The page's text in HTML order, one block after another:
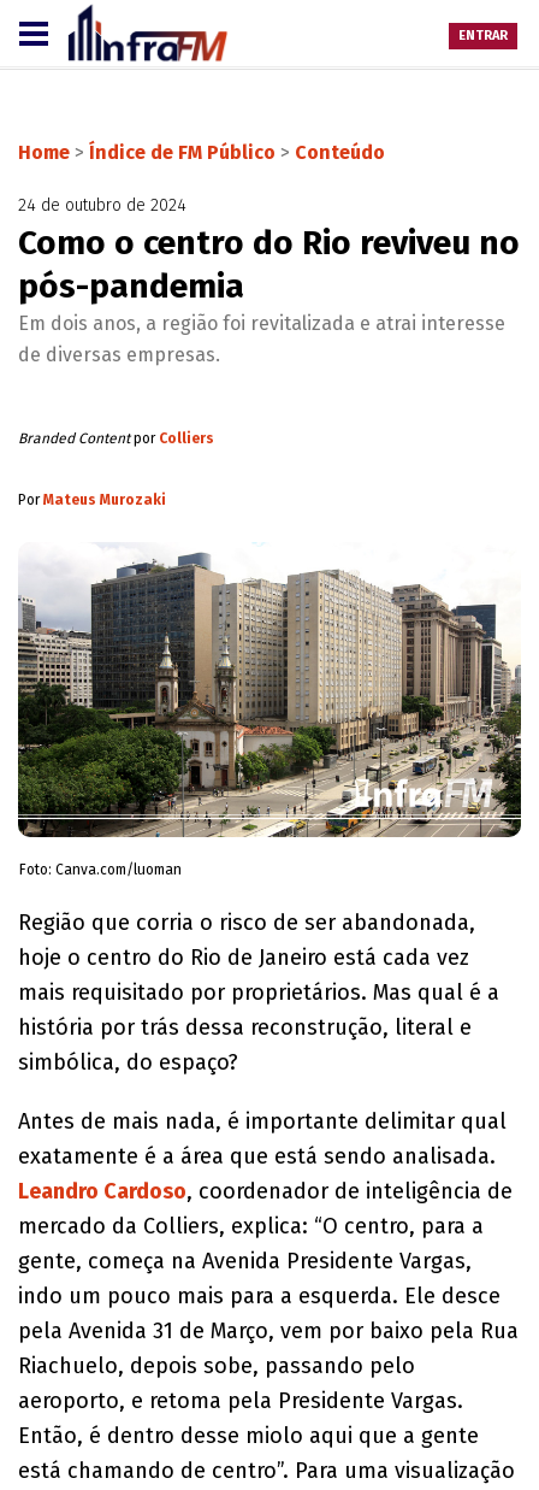
ENTRAR
Home > Índice de FM Público > Conteúdo
24 de outubro de 2024
Como o centro do Rio reviveu no
pós-pandemia
Em dois anos, a região foi revitalizada e atrai interesse
de diversas empresas.
Branded Contentpor Colliers
PorMateus Murozaki
Foto: Canva.com/luoman
Região que corria o risco de ser abandonada,
hoje o centro do Rio de Janeiro está cada vez
mais requisitado por proprietários. Mas qual é a
história por trás dessa reconstrução, literal e
simbólica, do espaço?
Antes de mais nada, é importante delimitar qual
exatamente é a área que está sendo analisada.
Leandro Cardoso, coordenador de inteligência de
mercado da Colliers, explica: “O centro, para a
gente, começa na Avenida Presidente Vargas,
indo um pouco mais para a esquerda. Ele desce
pela Avenida 31 de Março, vem por baixo pela Rua
Riachuelo, depois sobe, passando pelo
aeroporto, e retoma pela Presidente Vargas.
Então, é dentro desse miolo aqui que a gente
está chamando de centro”. Para uma visualização